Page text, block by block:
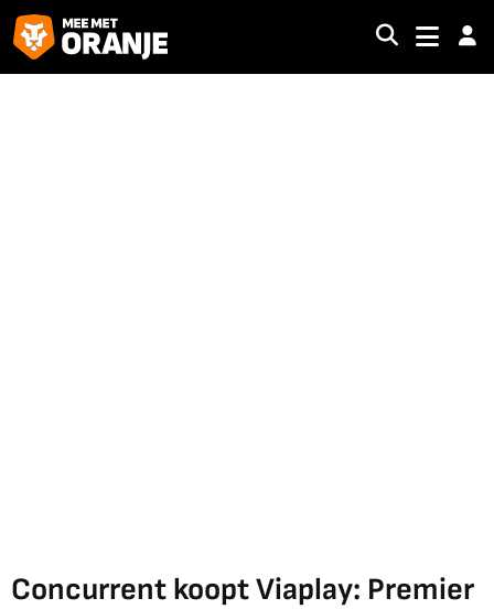
Concurrent koopt Viaplay: Premier